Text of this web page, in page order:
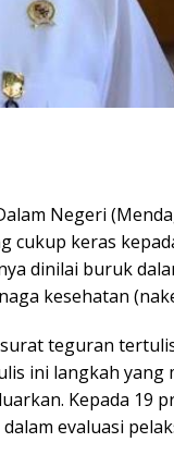
Negeri
cukup keras
dinilai buruk
kesehatan
teguran
ini langkah yang
Kepada 19
evaluasi